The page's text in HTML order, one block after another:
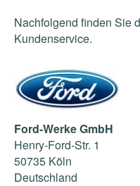
Nachfolgend finden Sie
Kundenservice.
Ford-Werke GmbH
Henry-Ford-Str. 1
50735 Köln
Deutschland